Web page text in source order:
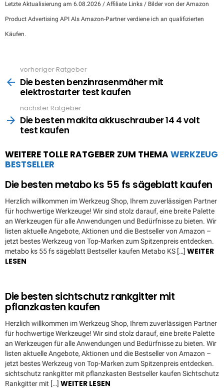
Letzte Aktualisierung am 6.08.2026 / Affiliate Links / Bilder von der Amazon
Product Advertising API Als Amazon-Partner verdiene ich an qualifizierten
Käufen.
more
vorheriger Ratgeber
Die besten benzinrasenmäher mit
elektrostarter test kaufen
nächster Ratgeber
Die besten makita akkuschrauber 14 4 volt
test kaufen
WEITERE TOLLE RATGEBER ZUM THEMAWERKZEUG
BESTSELLER
Die besten metabo ks 55 fs sägeblatt kaufen
Herzlich willkommen im Werkzeug Shop, Ihrem zuverlässigen Partner
für hochwertige Werkzeuge! Wir sind stolz darauf, eine breite Palette
an Werkzeugen für alle Anwendungen und Bedürfnisse zu bieten. Wir
listen aktuelle Angebote, Aktionen und die Bestseller von Amazon –
jetzt bestes Werkzeug von Top-Marken zum Spitzenpreis entdecken.
metabo ks 55 fs sägeblatt Bestseller kaufen Metabo KS […] WEITER
LESEN
Die besten sichtschutz rankgitter mit
pflanzkasten kaufen
Herzlich willkommen im Werkzeug Shop, Ihrem zuverlässigen Partner
für hochwertige Werkzeuge! Wir sind stolz darauf, eine breite Palette
an Werkzeugen für alle Anwendungen und Bedürfnisse zu bieten. Wir
listen aktuelle Angebote, Aktionen und die Bestseller von Amazon –
jetzt bestes Werkzeug von Top-Marken zum Spitzenpreis entdecken.
sichtschutz rankgitter mit pflanzkasten Bestseller kaufen Sichtschutz
Rankgitter mit […] WEITER LESEN